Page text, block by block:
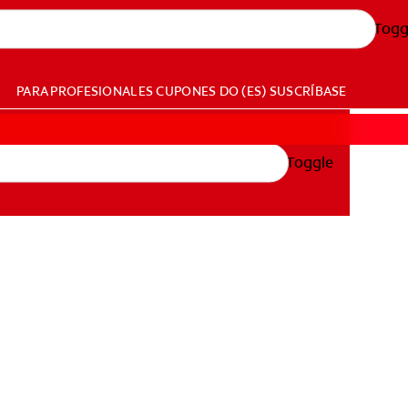
PARA PROFESIONALESCUPONES DO (ES) SUSCRÍBASE
Toggle